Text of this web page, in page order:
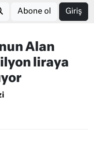
Abone ol Giriş
Alan
liraya